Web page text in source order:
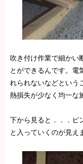
吹き付け作業で細かい
とができるんです。電
れられないなどという
熱損失が少なく均一な
下から見ると．．．ピ
と入っていくのが見え